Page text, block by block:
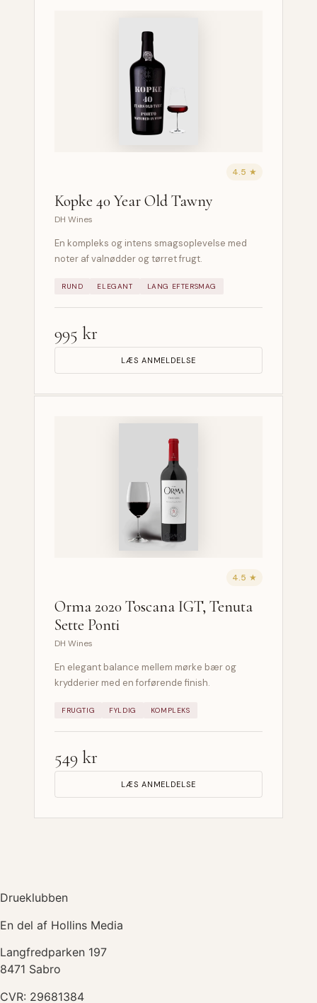
4.5 ★
Kopke 40 Year Old Tawny
DH Wines
En kompleks og intens smagsoplevelse med
noter af valnødder og tørret frugt.
RUND ELEGANT LANG EFTERSMAG
995 kr
LÆS ANMELDELSE
4.5 ★
Orma 2020 Toscana IGT, Tenuta
Sette Ponti
DH Wines
En elegant balance mellem mørke bær og
krydderier med en forførende finish.
FRUGTIG FYLDIG KOMPLEKS
549 kr
LÆS ANMELDELSE
Drueklubben
En del af Hollins Media
Langfredparken 197
8471 Sabro
CVR: 29681384